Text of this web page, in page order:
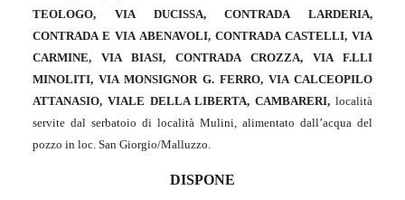
TEOLOGO, VIA DUCISSA, CONTRADA LARDERIA,
CONTRADA E VIA ABENAVOLI, CONTRADA CASTELLI, VIA
CARMINE, VIA BIASI, CONTRADA CROZZA, VIA F.LLI
MINOLITI, VIA MONSIGNOR G. FERRO, VIA CALCEOPILO
ATTANASIO, VIALE DELLA LIBERTA, CAMBARERI, località
servite dal serbatoio di località Mulini, alimentato dall’acqua del
pozzo in loc. San Giorgio/Malluzzo.
DISPONE